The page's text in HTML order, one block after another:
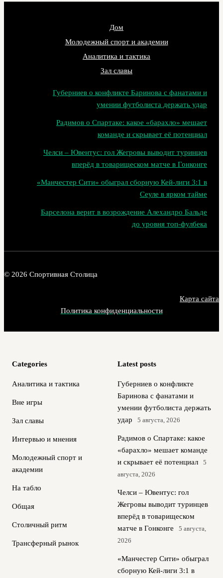
Дом
Молодежный спорт и академии
Аналитика и тактика
Зал славы
Губерниев о конфликте Баринова с фанатами и
умении футболиста держать удар
Радимов о Спартаке: какое «барахло» мешает
команде и скрывает её потенциал
Челси – Ювентус: гол Жегровы выводит туринцев
вперёд в товарищеском матче в Гонконге
«Манчестер Сити» обыграл сборную Кей-лиги 3:1 в
Сеуле в ярком тайме
Барселона верит в возрождение Алехандро Бальде
до уровня топ‑фулбека
© 2026 Спортивная Столица
Карта сайта
Политика конфиденциальности
Categories
Аналитика и тактика
Вне игры
Зал славы
Интервью и мнения
Молодежный спорт и
академии
На табло
Общая
Столичный ритм
Трансферный рынок
Latest posts
Губерниев о конфликте
Баринова с фанатами и
умении футболиста держать
удар
5 августа, 2026
Радимов о Спартаке: какое
«барахло» мешает команде
и скрывает её потенциал
5
августа, 2026
Челси – Ювентус: гол
Жегровы выводит туринцев
вперёд в товарищеском
матче в Гонконге
5 августа,
2026
«Манчестер Сити» обыграл
сборную Кей-лиги 3:1 в